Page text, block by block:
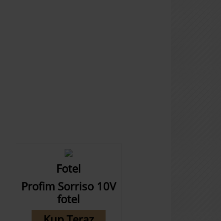
Fotel
Profim Sorriso 10V
fotel